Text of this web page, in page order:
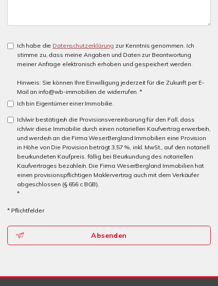
Ich habe die Datenschutzerklärung zur Kenntnis genommen. Ich
stimme zu, dass meine Angaben und Daten zur Beantwortung
meiner Anfrage elektronisch erhoben und gespeichert werden.
Hinweis: Sie können Ihre Einwilligung jederzeit für die Zukunft per E-
Mail an info@wb-immobilien.de widerrufen. *
Ich bin Eigentümer einer Immobilie.
Ich/wir bestätige/n die Provisionsvereinbarung für den Fall, dass
ich/wir diese Immobilie durch einen notariellen Kaufvertrag erwerbe/n,
und werde/n an die Firma WeserBergland Immobilien eine Provision
in Höhe von Die Provision beträgt 3,57 %, inkl. MwSt., auf den notariell
beurkundeten Kaufpreis. fällig bei Beurkundung des notariellen
Kaufvertrages bezahle/n. Die Firma WeserBergland Immobilien hat
einen provisionspflichtigen Maklervertrag auch mit dem Verkäufer
abgeschlossen (§ 656 c BGB).
*
* Pflichtfelder
Absenden